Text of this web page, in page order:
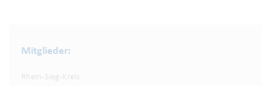
Mitglieder:
Rhein-Sieg-Kreis